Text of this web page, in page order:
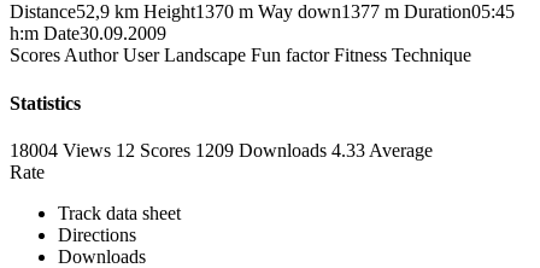
Distance52,9 km Height1370 m Way down1377 m Duration05:45
h:m Date30.09.2009
Scores Author User Landscape Fun factor Fitness Technique
Statistics
18004 Views 12 Scores 1209 Downloads 4.33 Average
Rate
Track data sheet
Directions
Downloads